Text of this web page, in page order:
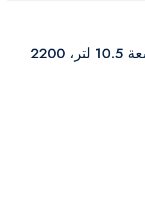
عجان بلاك ستون سعة 10.5 لتر، 2200